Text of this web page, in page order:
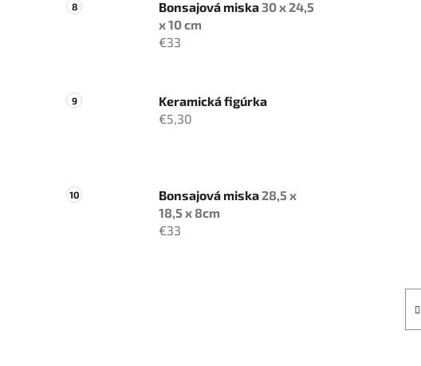
Bonsajová miska30 x 24,5
x 10 cm
€33
Keramická figúrka
€5,30
Bonsajová miska28,5 x
18,5 x 8cm
€33